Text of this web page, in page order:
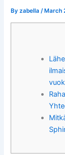
Byzabella/ March